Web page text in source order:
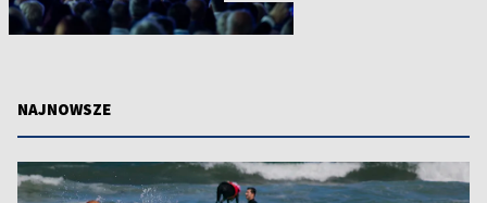
NAJNOWSZE